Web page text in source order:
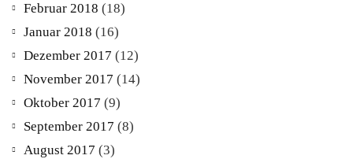
Februar 2018 (18)
Januar 2018 (16)
Dezember 2017 (12)
November 2017 (14)
Oktober 2017 (9)
September 2017 (8)
August 2017 (3)